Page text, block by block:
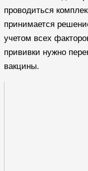
проводиться
принимается
учетом всех
прививки нужно
вакцины.